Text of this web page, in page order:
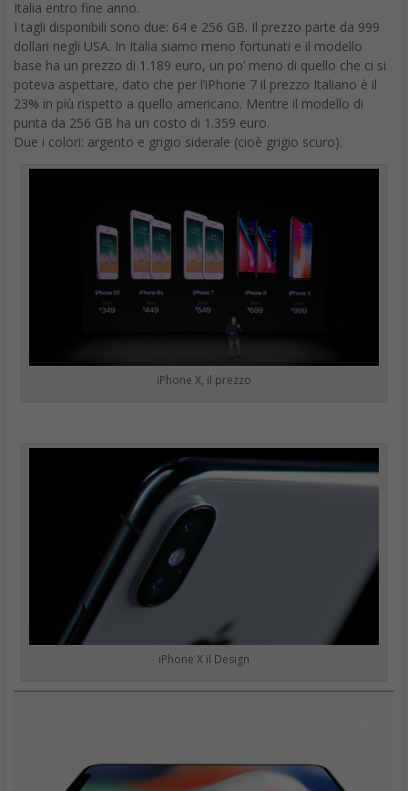
Italia entro fine anno.
I tagli disponibili sono due: 64 e 256 GB. Il prezzo parte da 999
dollari negli USA. In Italia siamo meno fortunati e il modello
base ha un prezzo di 1.189 euro, un po’ meno di quello che ci si
poteva aspettare, dato che per l’iPhone 7 il prezzo Italiano è il
23% in più rispetto a quello americano. Mentre il modello di
punta da 256 GB ha un costo di 1.359 euro.
Due i colori: argento e grigio siderale (cioè grigio scuro).
iPhone X, il prezzo
iPhone X il Design